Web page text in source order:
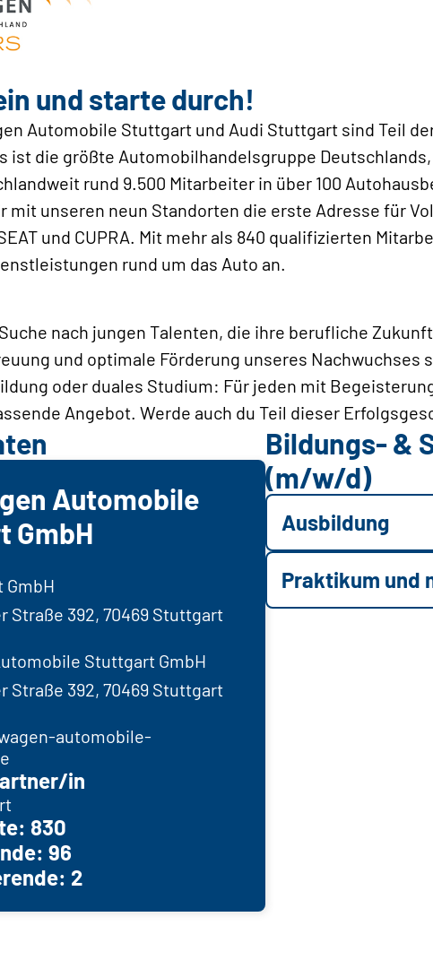
und starte durch!
Automobile Stuttgart und Audi Stuttgart sind Teil
ist die größte Automobilhandelsgruppe
rund 9.500 Mitarbeiter in über 100
mit unseren neun Standorten die erste Adresse für
und CUPRA. Mit mehr als 840 qualifizierten
rund um das Auto an.
nach jungen Talenten, die ihre berufliche
und optimale Förderung unseres Nachwuchses
oder duales Studium: Für jeden mit
Angebot. Werde auch du Teil dieser
Automobile
GmbH
Straße 392, 70469 Stuttgart
Stuttgart GmbH
Straße 392, 70469 Stuttgart
automobile-
in
830
96
2
Bildungs- &
(m/w/d)
Ausbildung
Praktikum und